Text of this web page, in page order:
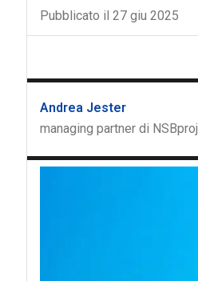
Pubblicato il 27 giu 2025
Andrea Jester
managing partner di